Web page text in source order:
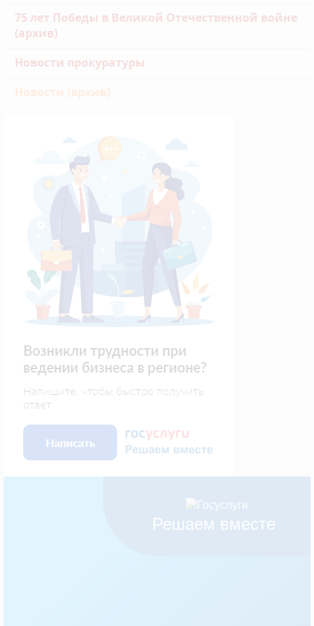
75 лет Победы в Великой Отечественной войне
(архив)
Новости прокуратуры
Новости (архив)
Решаем вместе